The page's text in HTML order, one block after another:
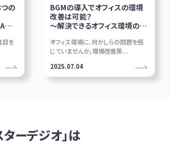
の
型
目を
BGMの導入でオフィスの環境
改善は可能？
～解決できるオフィス環境の問
オフィス環境に、何かしらの問題を感
じていませんか。環境改善策...
2025.07.04
ターデジオ」は